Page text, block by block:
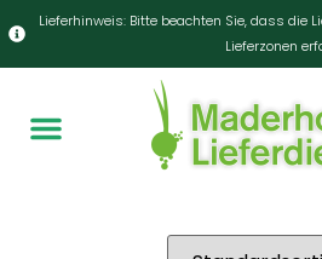
Lieferhinweis: Bitte beachten Sie, dass die
Lieferzonen